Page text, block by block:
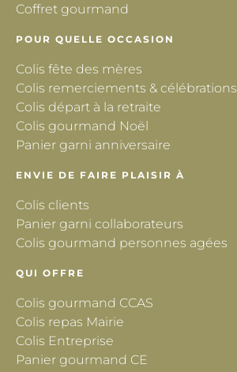
Coffret gourmand
POUR QUELLE OCCASION
Colis fête des mères
Colis remerciements & célébrations
Colis départ à la retraite
Colis gourmand Noël
Panier garni anniversaire
ENVIE DE FAIRE PLAISIR À
Colis clients
Panier garni collaborateurs
Colis gourmand personnes agées
QUI OFFRE
Colis gourmand CCAS
Colis repas Mairie
Colis Entreprise
Panier gourmand CE